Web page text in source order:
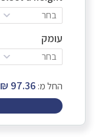
עומק
בחר
בחר
החל מ: